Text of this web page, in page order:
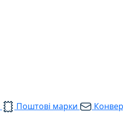
Поштові марки